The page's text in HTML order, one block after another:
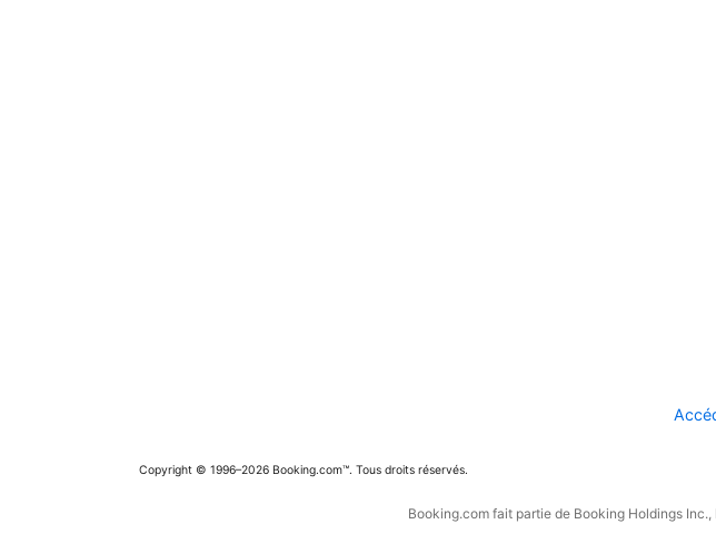
Copyright © 1996–2026 Booking.com™. Tous droits réservés.
Booking.com fait partie de Booking Holdings